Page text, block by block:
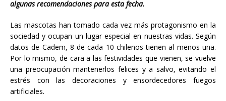
algunas recomendaciones para esta fecha.
Las mascotas han tomado cada vez más protagonismo en la
sociedad y ocupan un lugar especial en nuestras vidas. Según
datos de Cadem, 8 de cada 10 chilenos tienen al menos una.
Por lo mismo, de cara a las festividades que vienen, se vuelve
una preocupación mantenerlos felices y a salvo, evitando el
estrés con las decoraciones y ensordecedores fuegos
artificiales.